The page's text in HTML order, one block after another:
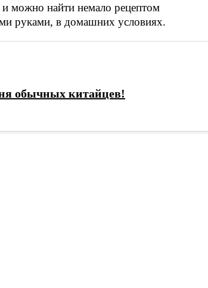
и можно найти немало рецептом
руками, в домашних условиях.
обычных китайцев!